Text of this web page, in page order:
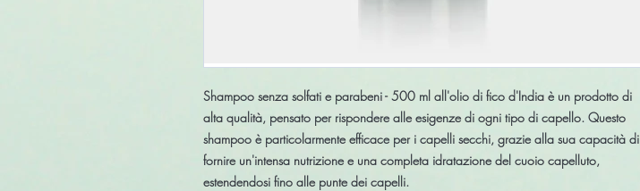
Shampoo senza solfati e parabeni - 500 ml all'olio di fico d'India è un prodotto di
alta qualità, pensato per rispondere alle esigenze di ogni tipo di capello. Questo
shampoo è particolarmente efficace per i capelli secchi, grazie alla sua capacità di
fornire un'intensa nutrizione e una completa idratazione del cuoio capelluto,
estendendosi fino alle punte dei capelli.